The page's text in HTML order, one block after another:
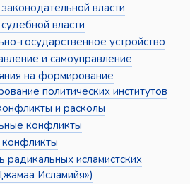
власти
власти
государственное устройство
и самоуправление
на формирование
политических институтов
и расколы
конфликты
радикальных исламистских
Исламийя»)